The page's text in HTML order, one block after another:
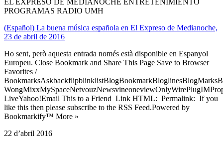
PROGRAMAS RADIO UMH
(Español) La buena música española en El Expreso de Medianoche,
23 de abril de 2016
Ho sent, però aquesta entrada només està disponible en Espanyol
Europeu. Close Bookmark and Share This Page Save to Browser
Favorites /
LiveYahoo!Email This to a Friend Link HTML: Permalink: If you
like this then please subscribe to the RSS Feed.Powered by
Bookmarkify™ More »
22 d’abril 2016